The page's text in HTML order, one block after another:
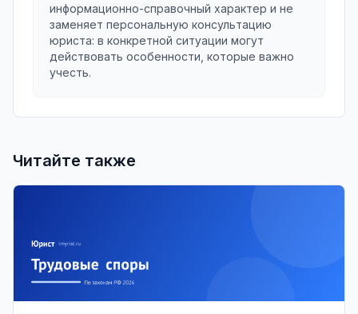
информационно-справочный характер и не
заменяет персональную консультацию
юриста: в конкретной ситуации могут
действовать особенности, которые важно
учесть.
Читайте также